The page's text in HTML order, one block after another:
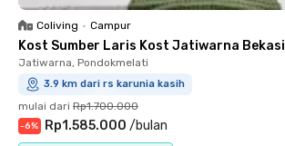
Coliving • Campur
Kost Sumber Laris Kost Jatiwarna Bekasi
Jatiwarna, Pondokmelati
3.9 km dari rs karunia kasih
mulai dari Rp1.700.000
-6% Rp1.585.000 /bulan